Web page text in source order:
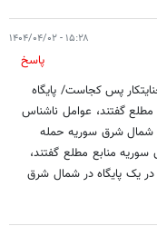
۱۵:۲۸ - ۱۴۰۴/۰۴/۰۲
پاسخ
پس کجاست/ پایگاه
مطلع گفتند، عوامل ناشناس
شمال شرق سوریه حمله
سوریه منابع مطلع گفتند،
یک پایگاه در شمال شرق